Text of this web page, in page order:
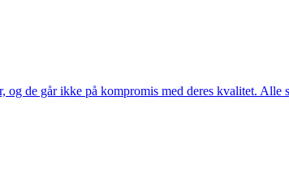
de går ikke på kompromis med deres kvalitet.